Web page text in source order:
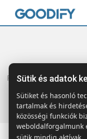
Főoldal Termékek
Sütik és adatok
Sütiket és hasonló
tartalmak és
közösségi funkciók
weboldalforgalmunk